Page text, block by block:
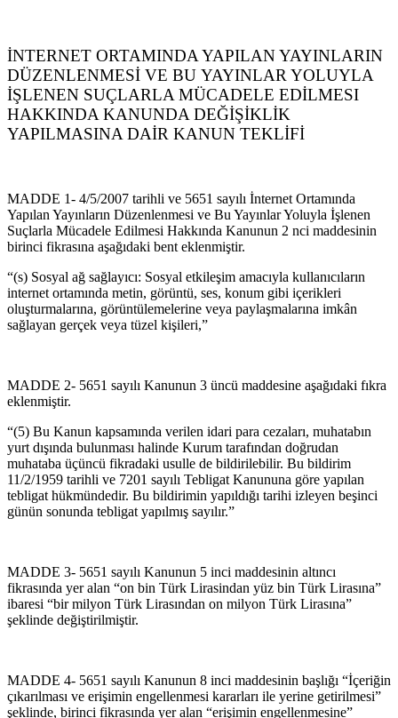
İNTERNET ORTAMINDA YAPILAN YAYINLARIN
DÜZENLENMESİ VE BU YAYINLAR YOLUYLA
İŞLENEN SUÇLARLA MÜCADELE EDİLMESI
HAKKINDA KANUNDA DEĞİŞİKLİK
YAPILMASINA DAİR KANUN TEKLİFİ
MADDE 1- 4/5/2007 tarihli ve 5651 sayılı İnternet Ortamında
Yapılan Yayınların Düzenlenmesi ve Bu Yayınlar Yoluyla İşlenen
Suçlarla Mücadele Edilmesi Hakkında Kanunun 2 nci maddesinin
birinci fikrasına aşağıdaki bent eklenmiştir.
“(s) Sosyal ağ sağlayıcı: Sosyal etkileşim amacıyla kullanıcıların
internet ortamında metin, görüntü, ses, konum gibi içerikleri
oluşturmalarına, görüntülemelerine veya paylaşmalarına imkân
sağlayan gerçek veya tüzel kişileri,”
MADDE 2- 5651 sayılı Kanunun 3 üncü maddesine aşağıdaki fıkra
eklenmiştir.
“(5) Bu Kanun kapsamında verilen idari para cezaları, muhatabın
yurt dışında bulunması halinde Kurum tarafından doğrudan
muhataba üçüncü fikradaki usulle de bildirilebilir. Bu bildirim
11/2/1959 tarihli ve 7201 sayılı Tebligat Kanununa göre yapılan
tebligat hükmündedir. Bu bildirimin yapıldığı tarihi izleyen beşinci
günün sonunda tebligat yapılmış sayılır.”
MADDE 3- 5651 sayılı Kanunun 5 inci maddesinin altıncı
fikrasında yer alan “on bin Türk Lirasindan yüz bin Türk Lirasına”
ibaresi “bir milyon Türk Lirasından on milyon Türk Lirasına”
şeklinde değiştirilmiştir.
MADDE 4- 5651 sayılı Kanunun 8 inci maddesinin başlığı “İçeriğin
çıkarılması ve erişimin engellenmesi kararları ile yerine getirilmesi”
şeklinde, birinci fikrasında yer alan “erişimin engellenmesine”